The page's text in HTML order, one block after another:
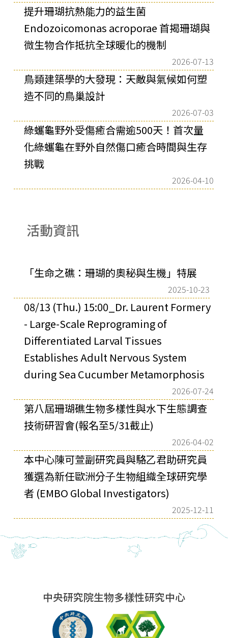
提升珊瑚抗熱能力的益生菌
Endozoicomonas acroporae 首揭珊瑚與
微生物合作抵抗全球暖化的機制
2026-07-13
鳥類建築學的大發現：天敵與氣候如何塑
造不同的鳥巢設計
2026-07-03
綠蠵龜野外受傷癒合需逾500天！首次量
化綠蠵龜在野外自然傷口癒合時間與生存
挑戰
2026-04-10
活動資訊
「生命之礁：珊瑚的奧秘與生機」特展
2025-10-23
08/13 (Thu.) 15:00_Dr. Laurent Formery
- Large-Scale Reprograming of
Differentiated Larval Tissues
Establishes Adult Nervous System
during Sea Cucumber Metamorphosis
2026-07-24
第八屆珊瑚礁生物多樣性與水下生態調查
技術研習會(報名至5/31截止)
2026-04-02
本中⼼陳可萱副研究員與駱⼄君助研究員
獲選為新任歐洲分⼦⽣物組織全球研究學
者 (EMBO Global Investigators)
2025-12-11
中央研究院生物多樣性研究中心